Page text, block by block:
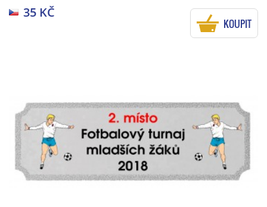
35 KČ
KOUPIT